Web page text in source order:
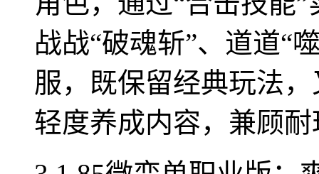
战战“破魂斩”、道道“
服，既保留经典玩法
轻度养成内容，兼顾